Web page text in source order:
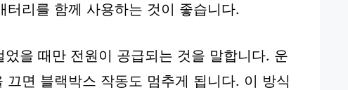
리를 함께 사용하는 것이 좋습니다.
을 때만 전원이 공급되는 것을 말합니다. 운
면 블랙박스 작동도 멈추게 됩니다. 이 방식